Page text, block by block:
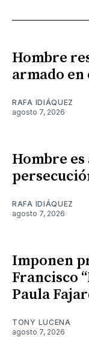
Hombre
armado en
RAFA IDIÁQUEZ
agosto 7, 2026
Hombre
RAFA IDIÁQUEZ
agosto 7, 2026
Imponen
Francisco
Paula
TONY LUCENA
agosto 7, 2026